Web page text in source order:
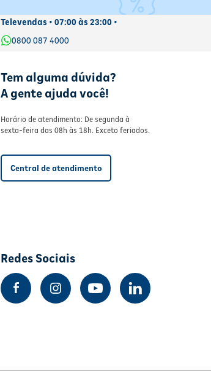
Televendas • 07:00 às 23:00 •
0800 087 4000
Tem alguma dúvida?
A gente ajuda você!
Horário de atendimento: De segunda à
sexta-feira das 08h às 18h. Exceto feriados.
Central de atendimento
Redes Sociais